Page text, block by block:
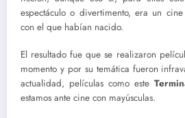
espectáculo o divertimento, era un
con el que habían nacido.
El resultado fue que se realizaron
momento y por su temática fueron
actualidad, películas como este
estamos ante cine con mayúsculas.